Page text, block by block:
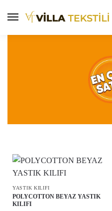
YASTIK KILIFI
POLYCOTTON BEYAZ YASTIK
KILIFI